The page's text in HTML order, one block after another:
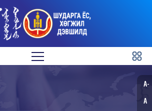
A-
A